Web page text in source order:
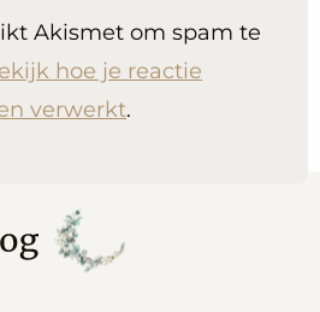
Akismet om spam te
hoe je reactie
verwerkt.